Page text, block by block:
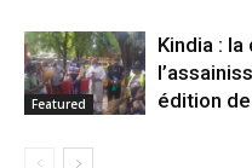
Featured
Kindia : la
édition